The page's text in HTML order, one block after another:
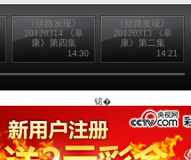
《丝路发现》
20120314 《阜
康》第四集
14:30
《丝路发现》
20120313 《阜
康》第二集
14:21
锘�